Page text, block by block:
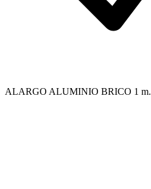
ALARGO ALUMINIO BRICO 1 m.